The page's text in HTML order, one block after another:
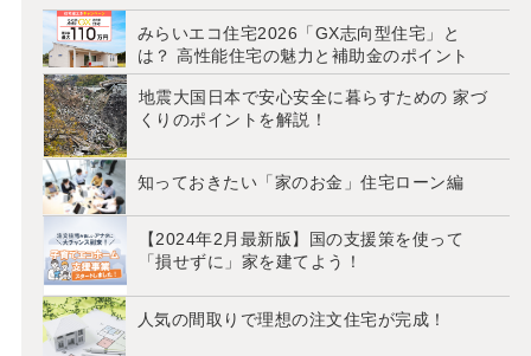
みらいエコ住宅2026「GX志向型住宅」と
は？ 高性能住宅の魅力と補助金のポイント
地震大国日本で安心安全に暮らすための 家づ
くりのポイントを解説！
知っておきたい「家のお金」住宅ローン編
【2024年2月最新版】国の支援策を使って
「損せずに」家を建てよう！
人気の間取りで理想の注文住宅が完成！